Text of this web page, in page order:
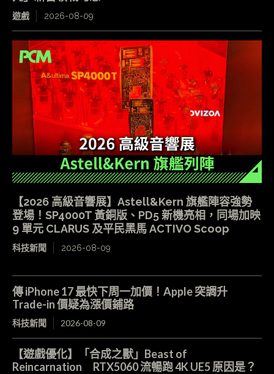
遊戲 2026-08-09
【2026 高級音響展】Astell&Kern 旗艦陣容強勢
登場！SP4000T 黃銅版、PD5 新機亮相，同場加映
9 單元 CLARUS 及平民黑馬 ACTIVO Scoop
科技新聞 2026-08-09
傳 iPhone 17 最快下周一加價！Apple 突調升
Trade-in 價疑為漲價鋪路
科技新聞 2026-08-09
【遊戲優化】「合成之獸」Beast of
Reincarnation RTX5060 流暢跑 4K UE5 原因是？